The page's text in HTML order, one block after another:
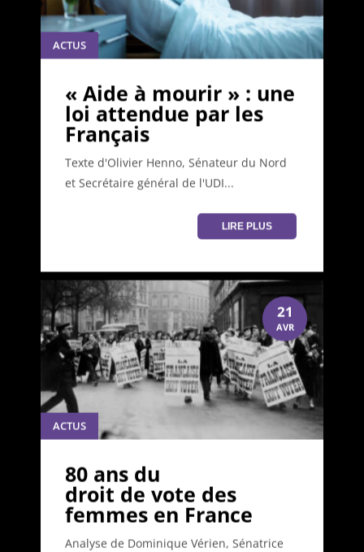
ACTUS
« Aide à mourir » : une
loi attendue par les
Français
Texte d'Olivier Henno, Sénateur du Nord
et Secrétaire général de l'UDI...
LIRE PLUS
21
AVR
ACTUS
80 ans du
droit de vote des
femmes en France
Analyse de Dominique Vérien, Sénatrice